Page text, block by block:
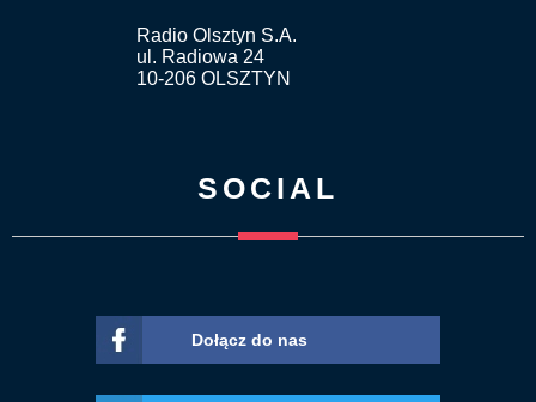
Radio Olsztyn S.A.
ul. Radiowa 24
10-206 OLSZTYN
SOCIAL
Dołącz do nas